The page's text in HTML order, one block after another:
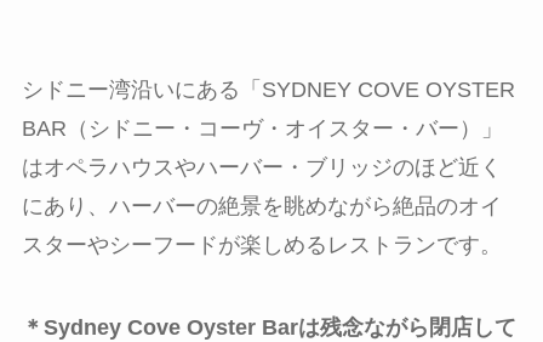
シドニー湾沿いにある「SYDNEY COVE OYSTER
BAR（シドニー・コーヴ・オイスター・バー）」
はオペラハウスやハーバー・ブリッジのほど近く
にあり、ハーバーの絶景を眺めながら絶品のオイ
スターやシーフードが楽しめるレストランです。
＊Sydney Cove Oyster Barは残念ながら閉店して